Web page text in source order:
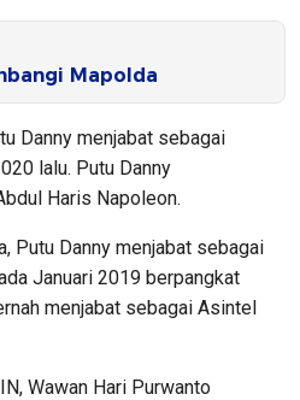
Mapolda
Danny menjabat sebagai
lalu. Putu Danny
Haris Napoleon.
Putu Danny menjabat sebagai
Januari 2019 berpangkat
menjabat sebagai Asintel
Wawan Hari Purwanto